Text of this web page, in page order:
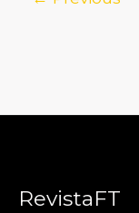
RevistaFT